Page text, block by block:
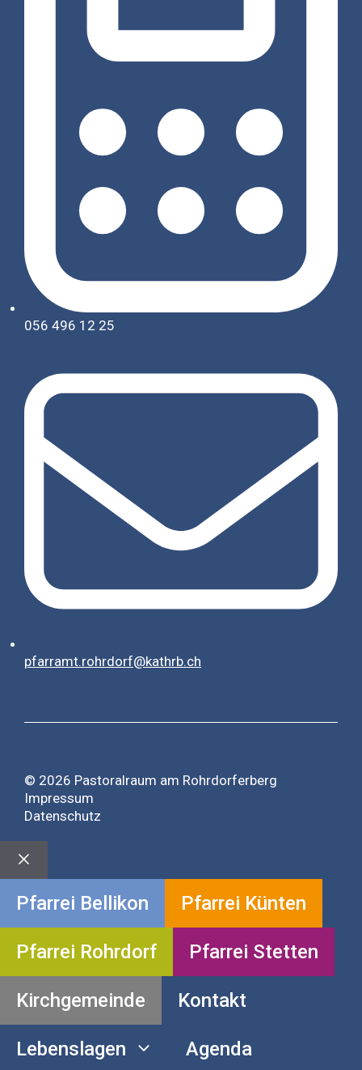
056 496 12 25
pfarramt.rohrdorf@kathrb.ch
© 2026 Pastoralraum am Rohrdorferberg
Impressum
Datenschutz
Close
Pfarrei Bellikon Pfarrei Künten
Pfarrei Rohrdorf Pfarrei Stetten
Kirchgemeinde Kontakt
Lebenslagen Agenda